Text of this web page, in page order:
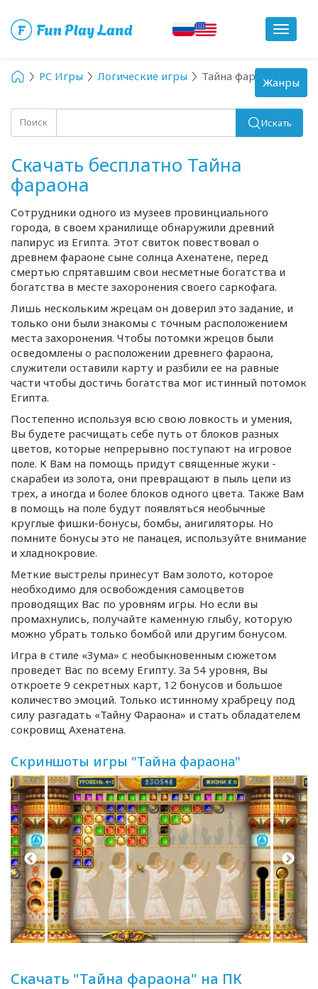
Toggle
PC Игры Логические игры Тайна фараона
Поиск Искать
Скачать бесплатно Тайна
фараона
Сотрудники одного из музеев провинциального
города, в своем хранилище обнаружили древний
папирус из Египта. Этот свиток повествовал о
древнем фараоне сыне солнца Ахенатене, перед
смертью спрятавшим свои несметные богатства и
богатства в месте захоронения своего саркофага.
Лишь нескольким жрецам он доверил это задание, и
только они были знакомы с точным расположением
места захоронения. Чтобы потомки жрецов были
осведомлены о расположении древнего фараона,
служители оставили карту и разбили ее на равные
части чтобы достичь богатства мог истинный потомок
Египта.
Постепенно используя всю свою ловкость и умения,
Вы будете расчищать себе путь от блоков разных
цветов, которые непрерывно поступают на игровое
поле. К Вам на помощь придут священные жуки -
скарабеи из золота, они превращают в пыль цепи из
трех, а иногда и более блоков одного цвета. Также Вам
в помощь на поле будут появляться необычные
круглые фишки-бонусы, бомбы, анигиляторы. Но
помните бонусы это не панацея, используйте внимание
и хладнокровие.
Меткие выстрелы принесут Вам золото, которое
необходимо для освобождения самоцветов
проводящих Вас по уровням игры. Но если вы
промахнулись, получайте каменную глыбу, которую
можно убрать только бомбой или другим бонусом.
Игра в стиле «Зума» с необыкновенным сюжетом
проведет Вас по всему Египту. За 54 уровня, Вы
откроете 9 секретных карт, 12 бонусов и большое
количество эмоций. Только истинному храбрецу под
силу разгадать «Тайну Фараона» и стать обладателем
сокровищ Ахенатена.
Скриншоты игры "Тайна фараона"
Скачать "Тайна фараона" на ПК
Toggle
navigation
Жанры